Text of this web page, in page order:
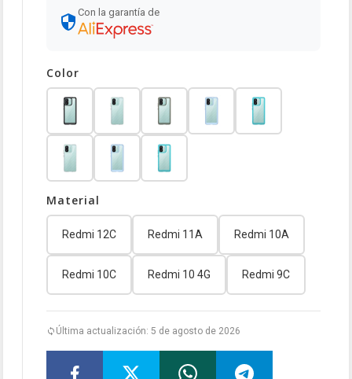
Con la garantía de
Color
Material
Redmi 12C Redmi 11A Redmi 10A
Redmi 10C Redmi 10 4G Redmi 9C
Última actualización: 5 de agosto de 2026